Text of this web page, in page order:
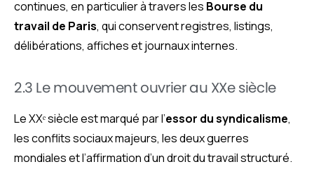
continues, en particulier à travers les Bourse du
travail de Paris, qui conservent registres, listings,
délibérations, affiches et journaux internes.
2.3 Le mouvement ouvrier au XXe siècle
Le XXᵉ siècle est marqué par l’essor du syndicalisme,
les conflits sociaux majeurs, les deux guerres
mondiales et l’affirmation d’un droit du travail structuré.